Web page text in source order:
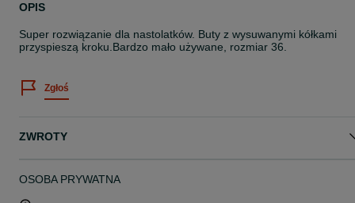
OPIS
Super rozwiązanie dla nastolatków. Buty z wysuwanymi kółkami
przyspieszą kroku.Bardzo mało używane, rozmiar 36.
Zgłoś
ZWROTY
OSOBA PRYWATNA